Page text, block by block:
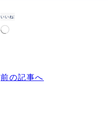
いいね:
前の記事へ